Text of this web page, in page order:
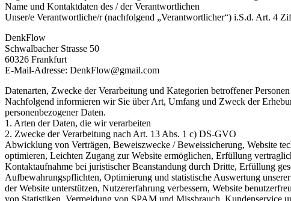
Name und Kontaktdaten des / der Verantwortlichen
Unser/e Verantwortliche/r (nachfolgend „Verantwortlicher“) i.S.d. Art. 4
DenkFlow
Schwalbacher Strasse 50
60326 Frankfurt
E-Mail-Adresse: DenkFlow@gmail.com
Datenarten, Zwecke der Verarbeitung und Kategorien betroffener Personen
Nachfolgend informieren wir Sie über Art, Umfang und Zweck der
personenbezogener Daten.
1. Arten der Daten, die wir verarbeiten
2. Zwecke der Verarbeitung nach Art. 13 Abs. 1 c) DS-GVO
Abwicklung von Verträgen, Beweiszwecke / Beweissicherung, Website
optimieren, Leichten Zugang zur Website ermöglichen, Erfüllung
Kontaktaufnahme bei juristischer Beanstandung durch Dritte, Erfüllung
Aufbewahrungspflichten, Optimierung und statistische Auswertung
der Website unterstützen, Nutzererfahrung verbessern, Website